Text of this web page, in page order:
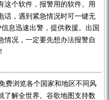
这个软件，报警用的软件。用
话，遇到紧急情况时可一键无
息迅速出警，提供救援。出国
情况，一定要先想办法报警自
费浏览各个国家和地区不同风
了解全世界。谷歌地图支持数